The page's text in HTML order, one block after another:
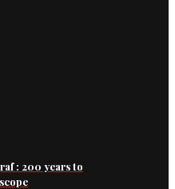
: 200 years to